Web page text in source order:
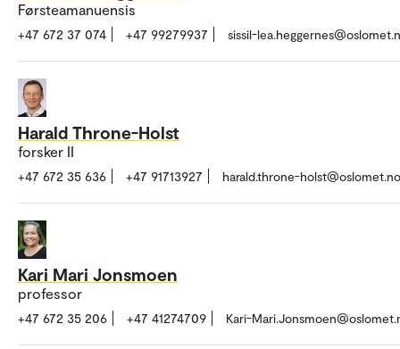
Førsteamanuensis
+47 672 37 074 +47 99279937 sissil-
Harald Throne-Holst
forsker II
+47 672 35 636 +47 91713927 harald.throne-holst@oslomet.no
Kari Mari Jonsmoen
professor
+47 672 35 206 +47 41274709 Kari-